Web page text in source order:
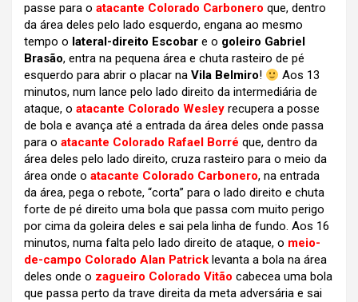
passe para o atacante Colorado Carbonero que, dentro
da área deles pelo lado esquerdo, engana ao mesmo
tempo o lateral-direito Escobar e o goleiro Gabriel
Brasão, entra na pequena área e chuta rasteiro de pé
esquerdo para abrir o placar na Vila Belmiro!
Aos 13
minutos, num lance pelo lado direito da intermediária de
ataque, o atacante Colorado Wesley recupera a posse
de bola e avança até a entrada da área deles onde passa
para o atacante Colorado Rafael Borré que, dentro da
área deles pelo lado direito, cruza rasteiro para o meio da
área onde o atacante Colorado Carbonero, na entrada
da área, pega o rebote, “corta” para o lado direito e chuta
forte de pé direito uma bola que passa com muito perigo
por cima da goleira deles e sai pela linha de fundo. Aos 16
minutos, numa falta pelo lado direito de ataque, o meio-
de-campo Colorado Alan Patrick levanta a bola na área
deles onde o zagueiro Colorado Vitão cabecea uma bola
que passa perto da trave direita da meta adversária e sai